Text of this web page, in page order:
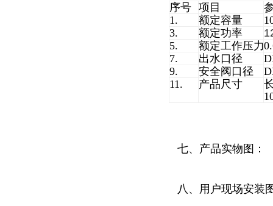
序号
项目
1.
额定容量
3.
额定功率
5.
额定工作压力
7.
出水口径
9.
安全阀口径
11.
产品尺寸
七、产品实物图：
八、用户现场安装